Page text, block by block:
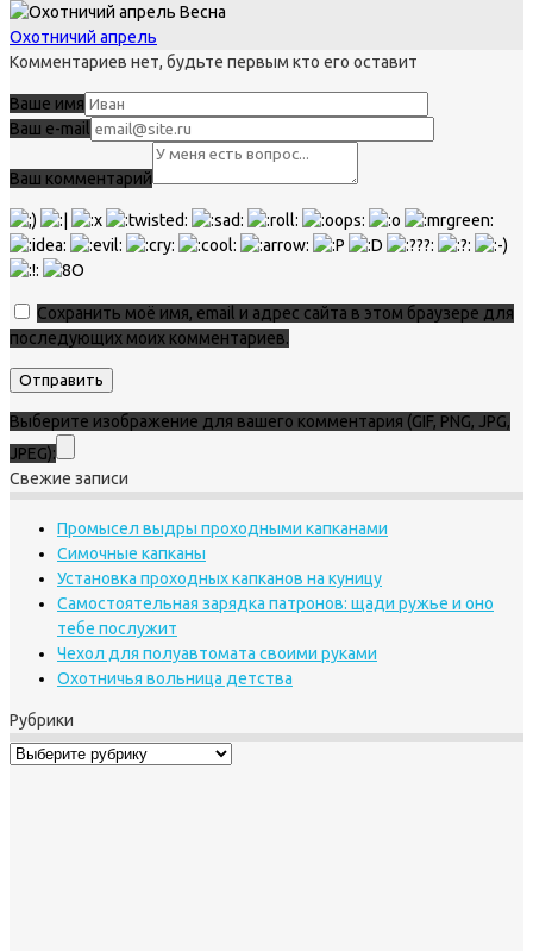
Весна
Охотничий апрель
Комментариев нет, будьте первым кто его оставит
Ваше имя
Ваш e-mail
Ваш комментарий
Сохранить моё имя, email и адрес сайта в этом браузере для
последующих моих комментариев.
Выберите изображение для вашего комментария (GIF, PNG, JPG,
JPEG):
Свежие записи
Промысел выдры проходными капканами
Симочные капканы
Установка проходных капканов на куницу
Самостоятельная зарядка патронов: щади ружье и оно
тебе послужит
Чехол для полуавтомата своими руками
Охотничья вольница детства
Рубрики
Рубрики